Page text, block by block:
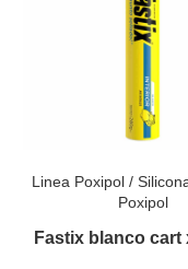
Linea Poxipol /
Poxipol
Fastix blanco cart